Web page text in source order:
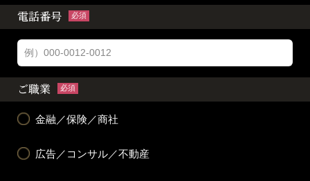
電話番号 必須
ご職業 必須
金融／保険／商社
広告／コンサル／不動産